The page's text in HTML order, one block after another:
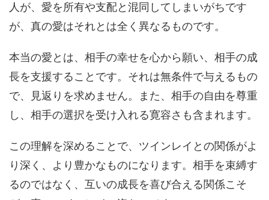
人が、愛を所有や支配と混同してしまいがちです
が、真の愛はそれとは全く異なるものです。
本当の愛とは、相手の幸せを心から願い、相手の成
長を支援することです。それは無条件で与えるもの
で、見返りを求めません。また、相手の自由を尊重
し、相手の選択を受け入れる寛容さも含まれます。
この理解を深めることで、ツインレイとの関係がよ
り深く、より豊かなものになります。相手を束縛す
るのではなく、互いの成長を喜び合える関係こそ